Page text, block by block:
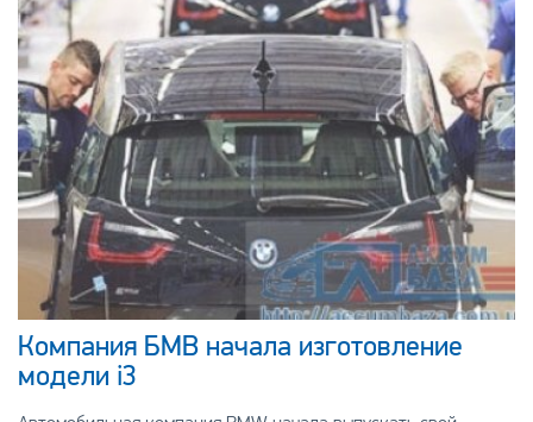
Компания БМВ начала изготовление
модели i3